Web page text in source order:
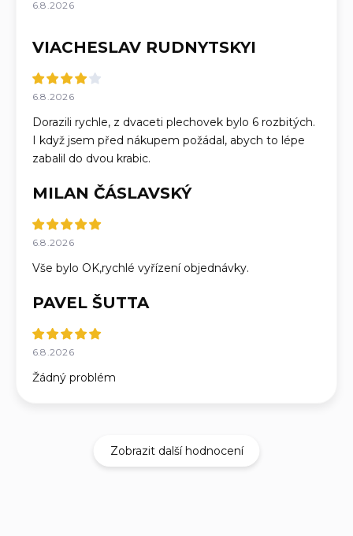
6.8.2026
VIACHESLAV RUDNYTSKYI
6.8.2026
Dorazili rychle, z dvaceti plechovek bylo 6 rozbitých.
I když jsem před nákupem požádal, abych to lépe
zabalil do dvou krabic.
MILAN ČÁSLAVSKÝ
6.8.2026
Vše bylo OK,rychlé vyřízení objednávky.
PAVEL ŠUTTA
6.8.2026
Žádný problém
Zobrazit další hodnocení